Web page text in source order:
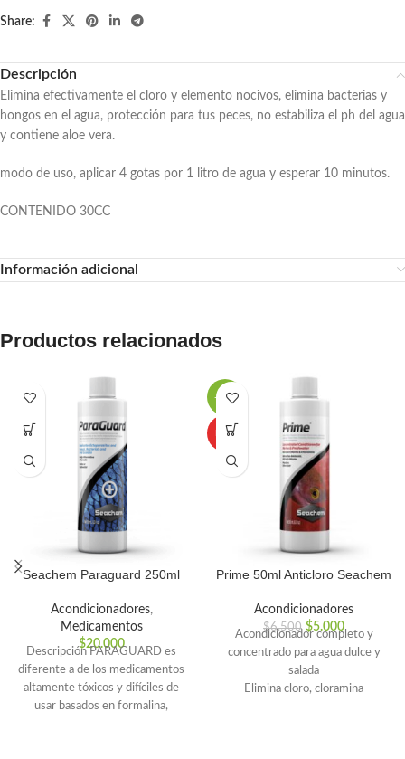
Share:
Descripción
Elimina efectivamente el cloro y elemento nocivos, elimina bacterias y
hongos en el agua, protección para tus peces, no estabiliza el ph del agua
y contiene aloe vera.
modo de uso, aplicar 4 gotas por 1 litro de agua y esperar 10 minutos.
CONTENIDO 30CC
Información adicional
Productos relacionados
Seachem Paraguard 250ml
Acondicionadores,
Medicamentos
$20.000
Descripción PARAGUARD es
diferente a de los medicamentos
altamente tóxicos y difíciles de
usar basados en formalina,
-23%
HOT
Prime 50ml Anticloro Seachem
Acondicionadores
$6.500 $5.000
Acondicionador completo y
concentrado para agua dulce y
salada
Elimina cloro, cloramina